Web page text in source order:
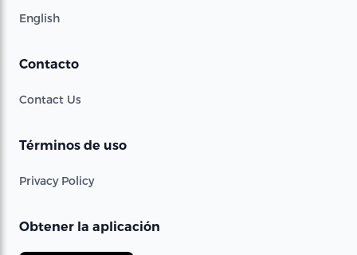
English
Contacto
Contact Us
Términos de uso
Privacy Policy
Obtener la aplicación